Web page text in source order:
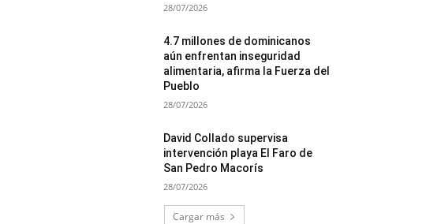
28/07/2026
4.7 millones de dominicanos
aún enfrentan inseguridad
alimentaria, afirma la Fuerza del
Pueblo
28/07/2026
David Collado supervisa
intervención playa El Faro de
San Pedro Macorís
28/07/2026
Cargar más